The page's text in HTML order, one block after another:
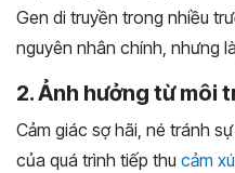
Gen di truyền trong nhiều
nguyên nhân chính, nhưng
2. Ảnh hưởng từ môi
Cảm giác sợ hãi, né tránh
của quá trình tiếp thu cảm